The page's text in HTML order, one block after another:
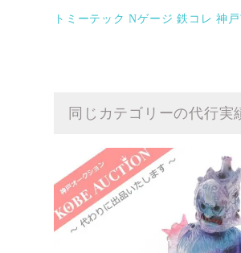
トミーテック Nゲージ 鉄コレ 神
同じカテゴリーの代行実